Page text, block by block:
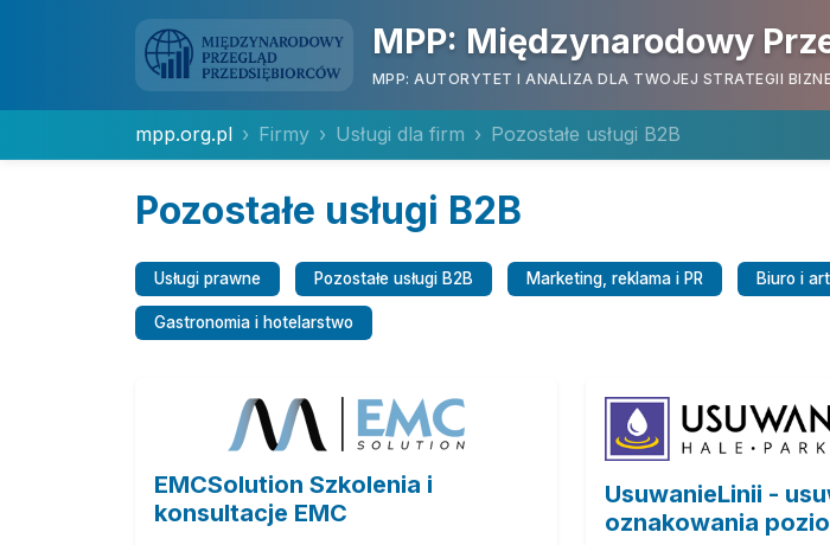
MPP: Międzynarodowy
MPP: AUTORYTET I ANALIZA DLA TWOJEJ STRATEGII
mpp.org.pl Firmy Usługi dla firm Pozostałe usługi B2B
Pozostałe usługi B2B
Usługi prawne Pozostałe usługi B2B Marketing, reklama i PR Biuro i
Gastronomia i hotelarstwo
EMCSolution Szkolenia i
konsultacje EMC
UsuwanieLinii -
oznakowania